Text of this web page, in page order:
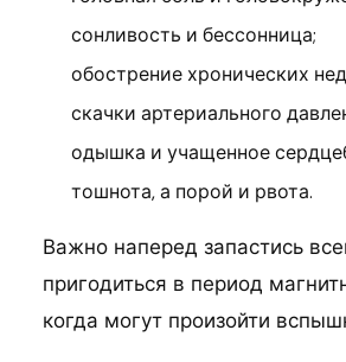
сонливость и бессонница;
обострение хронических
скачки артериального
одышка и учащенное
тошнота, а порой и рвота.
Важно наперед запастись
пригодиться в период
когда могут произойти